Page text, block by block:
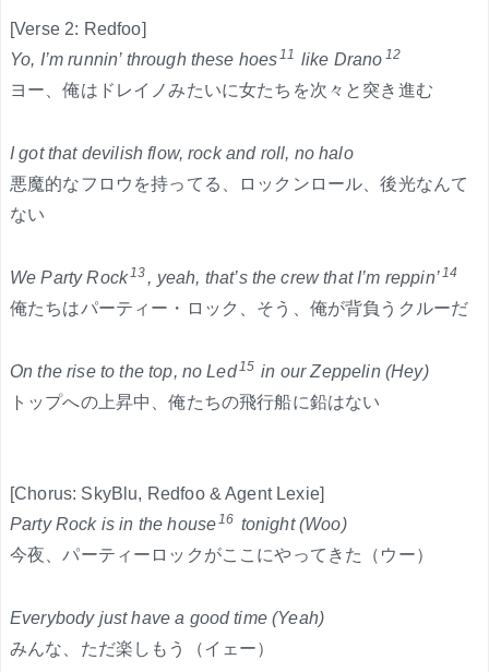
[Verse 2: Redfoo]
Yo, I’m runnin’ through these hoes11 like Drano 12
ヨー、俺はドレイノみたいに女たちを次々と突き進む
I got that devilish flow, rock and roll, no halo
悪魔的なフロウを持ってる、ロックンロール、後光なんて
ない
We Party Rock13 , yeah, that’s the crew that I’m reppin’14
俺たちはパーティー・ロック、そう、俺が背負うクルーだ
On the rise to the top, no Led15 in our Zeppelin (Hey)
トップへの上昇中、俺たちの飛行船に鉛はない
[Chorus: SkyBlu, Redfoo & Agent Lexie]
Party Rock is in the house16 tonight (Woo)
今夜、パーティーロックがここにやってきた（ウー）
Everybody just have a good time (Yeah)
みんな、ただ楽しもう（イェー）